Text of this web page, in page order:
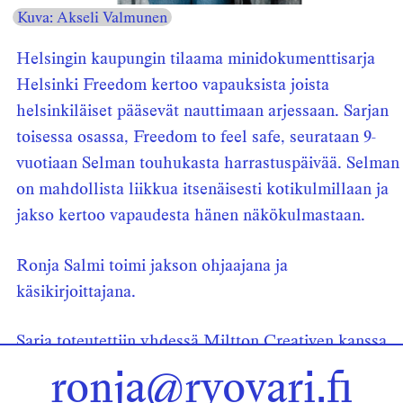
Kuva: Akseli Valmunen
Helsingin kaupungin tilaama minidokumenttisarja
Helsinki Freedom kertoo vapauksista joista
helsinkiläiset pääsevät nauttimaan arjessaan. Sarjan
toisessa osassa, Freedom to feel safe, seurataan 9-
vuotiaan Selman touhukasta harrastuspäivää. Selman
on mahdollista liikkua itsenäisesti kotikulmillaan ja
jakso kertoo vapaudesta hänen näkökulmastaan.
Ronja Salmi toimi jakson ohjaajana ja
käsikirjoittajana.
Sarja toteutettiin yhdessä Miltton Creativen kanssa
ja se julkaistiin
My Helsinki -Instagram-tilillä.
ronja@ryovari.fi